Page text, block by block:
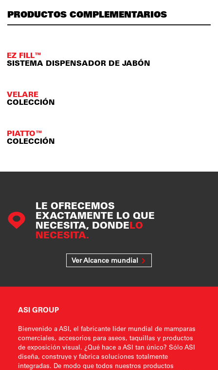
PRODUCTOS COMPLEMENTARIOS
EZ FILL™
SISTEMA DISPENSADOR DE JABÓN
VELARE
COLECCIÓN
PIATTO™
COLECCIÓN
LE OFRECEMOS
EXACTAMENTE LO QUE
NECESITA, DONDELO
NECESITA.
Ver Alcance mundial
ASI GROUP
Bienvenido a ASI, el fabricante líder mundial de mamparas
comerciales, accesorios para aseos, taquillas y productos
de exposición visual. ¿Qué hace a ASI tan único? Sólo ASI
diseña, construye y fabrica soluciones totalmente
integradas. De modo que todos nuestros productos